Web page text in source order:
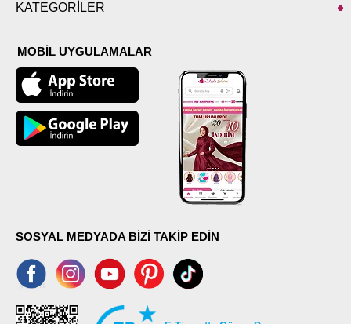
KATEGORİLER
MOBİL UYGULAMALAR
SOSYAL MEDYADA BİZİ TAKİP EDİN